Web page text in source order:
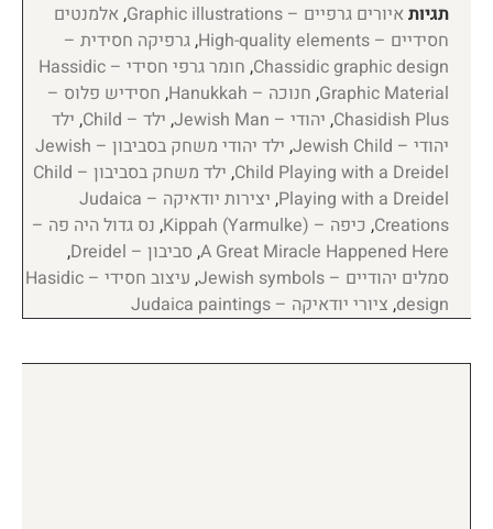
תגיות איורים גרפיים – Graphic illustrations , אלמנטים
חסידיים – High-quality elements
,גרפיקה חסידית –
Chassidic graphic design
,
חומר גרפי חסידי – Hassidic
Graphic Material
, חנוכה – Hanukkah , חסידיש פלוס –
Chasidish Plus
, יהודי – Jewish Man , ילד – Child , ילד
יהודי – Jewish Child
,
ילד יהודי משחק בסביבון – Jewish
Child Playing with a Dreidel
,
ילד משחק בסביבון – Child
Playing with a Dreidel
,
יצירות יודאיקה – Judaica
Creations
, כיפה – Kippah (Yarmulke) , נס גדול היה פה –
A Great Miracle Happened Here
, סביבון – Dreidel
,
סמלים יהודיים – Jewish symbols
,
עיצוב חסידי – Hasidic
design
, ציורי יודאיקה – Judaica paintings